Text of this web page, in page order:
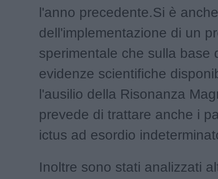
l'anno precedente.Si è
dell'implementazione di un
sperimentale che sulla base
evidenze scientifiche
l'ausilio della Risonanza
prevede di trattare anche i
ictus ad esordio
Inoltre sono stati analizzati